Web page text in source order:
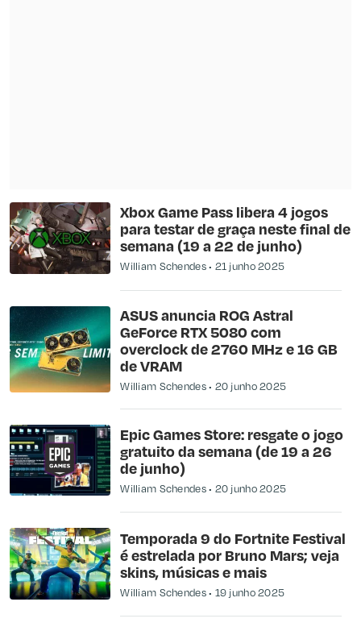
Xbox Game Pass libera 4 jogos
para testar de graça neste final de
semana (19 a 22 de junho)
William Schendes 21 junho 2025
ASUS anuncia ROG Astral
GeForce RTX 5080 com
overclock de 2760 MHz e 16 GB
de VRAM
William Schendes 20 junho 2025
Epic Games Store: resgate o jogo
gratuito da semana (de 19 a 26
de junho)
William Schendes 20 junho 2025
Temporada 9 do Fortnite Festival
é estrelada por Bruno Mars; veja
skins, músicas e mais
William Schendes 19 junho 2025